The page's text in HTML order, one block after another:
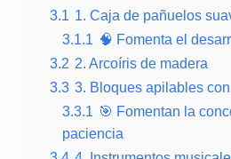
3.1 1. Caja de pañuelos
3.1.1 🧠 Fomenta el
3.2 2. Arcoíris de madera
3.3 3. Bloques apilables
3.3.1 🎯 Fomentan la
paciencia